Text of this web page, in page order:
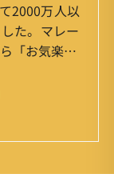
2000万人以
た。マレー
「お気楽」
：1959年
才まで)
、競泳平泳